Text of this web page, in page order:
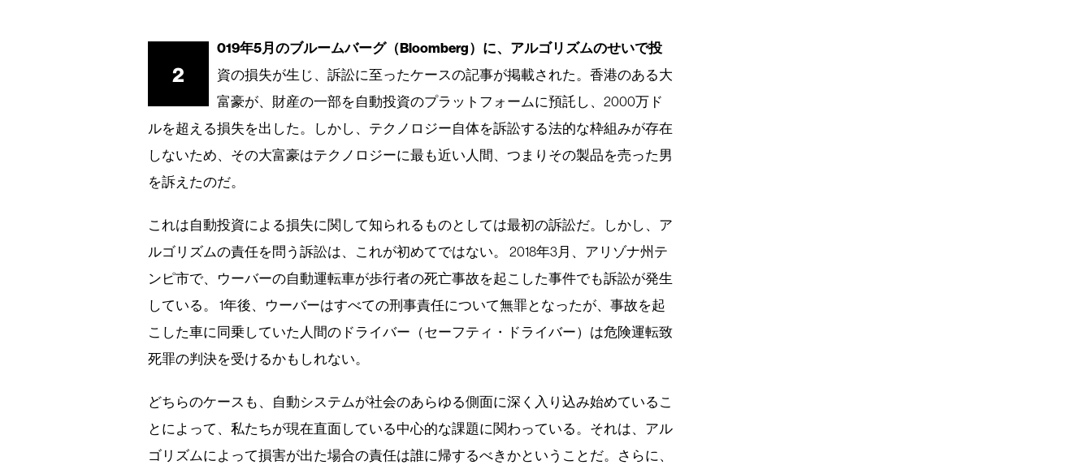
2
019年5月のブルームバーグ（Bloomberg）に、アルゴリズムのせいで投
資の損失が生じ、訴訟に至ったケースの記事が掲載された。香港のある大
富豪が、財産の一部を自動投資のプラットフォームに預託し、2000万ド
ルを超える損失を出した。しかし、テクノロジー自体を訴訟する法的な枠組みが存在
しないため、その大富豪はテクノロジーに最も近い人間、つまりその製品を売った男
を訴えたのだ。
これは自動投資による損失に関して知られるものとしては最初の訴訟だ。しかし、ア
ルゴリズムの責任を問う訴訟は、これが初めてではない。 2018年3月、アリゾナ州テ
ンピ市で、ウーバーの自動運転車が歩行者の死亡事故を起こした事件でも訴訟が発生
している。 1年後、ウーバーはすべての刑事責任について無罪となったが、事故を起
こした車に同乗していた人間のドライバー（セーフティ・ドライバー）は危険運転致
死罪の判決を受けるかもしれない。
どちらのケースも、自動システムが社会のあらゆる側面に深く入り込み始めているこ
とによって、私たちが現在直面している中心的な課題に関わっている。それは、アル
ゴリズムによって損害が出た場合の責任は誰に帰するべきかということだ。さらに、